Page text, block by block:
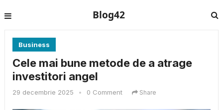
Blog42
Business
Cele mai bune metode de a atrage
investitori angel
29 decembrie 2025 • 0 Comment Share